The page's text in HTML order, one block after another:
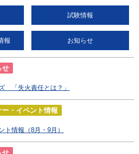
試験情報
報 お知らせ
せ
「失火責任とは？」
ー・イベント情報
ト情報（8月・9月）
せ